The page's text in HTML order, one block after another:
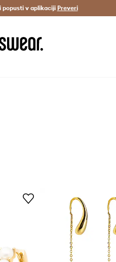
z vpisom v Answear Club >
popusti v aplikaciji Preveri